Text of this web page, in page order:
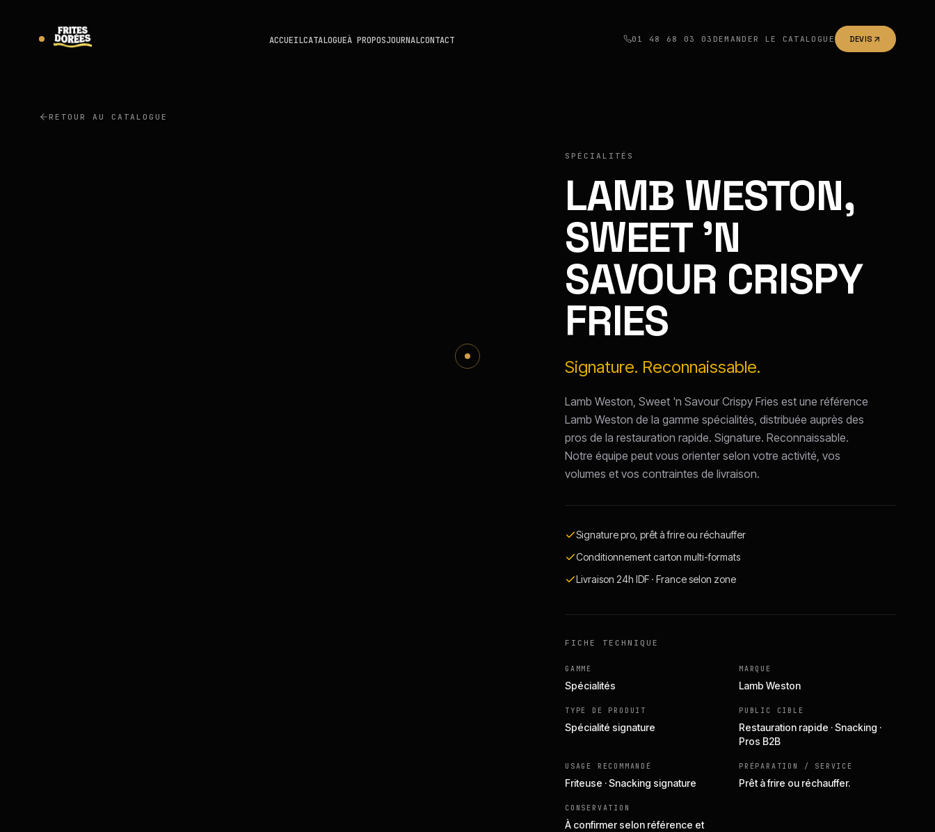
ACCUEILCATALOGUEÀ PROPOSJOURNALCONTACT 01 48 68 03 03 DEMANDER LE CATALOGUE DEVIS
RETOUR AU CATALOGUE
SPÉCIALITÉS
LAMB WESTON,
SWEET 'N
SAVOUR CRISPY
FRIES
Signature. Reconnaissable.
Lamb Weston, Sweet 'n Savour Crispy Fries est une référence
Lamb Weston de la gamme spécialités, distribuée auprès des
pros de la restauration rapide. Signature. Reconnaissable.
Notre équipe peut vous orienter selon votre activité, vos
volumes et vos contraintes de livraison.
Signature pro, prêt à frire ou réchauffer
Conditionnement carton multi-formats
Livraison 24h IDF · France selon zone
FICHE TECHNIQUE
GAMME
Spécialités
MARQUE
Lamb Weston
TYPE DE PRODUIT
Spécialité signature
PUBLIC CIBLE
Restauration rapide · Snacking ·
Pros B2B
USAGE RECOMMANDÉ
Friteuse · Snacking signature
PRÉPARATION / SERVICE
Prêt à frire ou réchauffer.
CONSERVATION
À confirmer selon référence et